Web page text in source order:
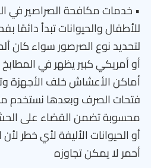
• خدمات مكافحة الصراصير في
للأطفال والحيوانات تبدأ
لتحديد نوع الصرصور سواء كان
أو أمريكي كبير يظهر في
أماكن الأعشاش خلف الأجهزة
فتحات الصرف وبعدها نستخدم
محسوبة تضمن القضاء على
أو الحيوانات الأليفة لأي خطر لأن
أحمر لا يمكن تجاوزه